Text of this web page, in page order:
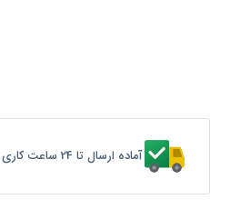
آماده ارسال تا 24 ساعت کاری